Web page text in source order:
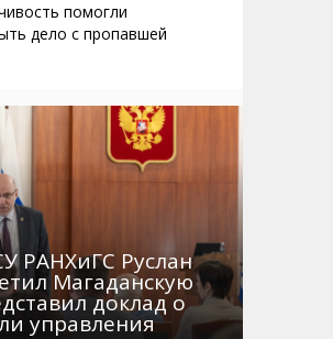
помогли
дело с пропавшей
РАНХиГС Руслан
Магаданскую
доклад о
управления